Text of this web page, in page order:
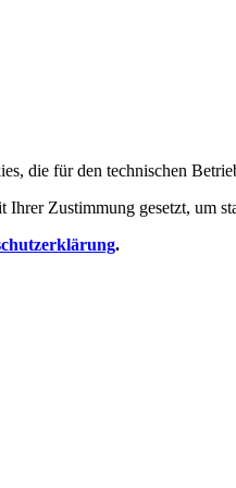
die für den technischen
Ihrer Zustimmung gesetzt, um
.